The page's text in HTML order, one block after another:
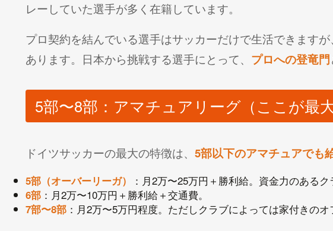
レーしていた選手が多く在籍しています。
プロ契約を結んでいる選手はサッカーだけで生活できます
あります。日本から挑戦する選手にとって、 プロへの登竜門
5部〜8部：アマチュアリーグ（ここが最大
ドイツサッカーの最大の特徴は、5部以下のアマチュアでも
5部（オーバーリーガ） ：月2万〜25万円＋勝利給。資金力のあるク
6部 ：月2万〜10万円＋勝利給＋交通費。
7部〜8部 ：月2万〜5万円程度。ただしクラブによっては家付きのオ